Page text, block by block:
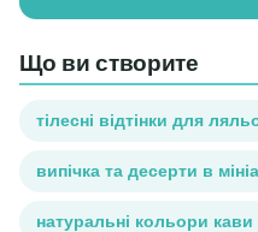
Що ви створите
тілесні відтінки для
випічка та десерти в
натуральні кольори кави